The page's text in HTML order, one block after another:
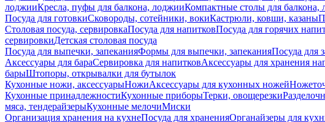
лоджииКресла, пуфы для балкона, лоджииКомпактные столы для балкона,
Посуда для готовкиСковороды, сотейники, вокиКастрюли, ковши, казаны
Столовая посуда, сервировкаПосуда для напитковПосуда для горячих
сервировкиДетская столовая посуда
Посуда для выпечки, запеканияФормы для выпечки, запеканияПосуда для
Аксессуары для бараСервировка для напитковАксессуары для хранения
барыШтопоры, открывалки для бутылок
Кухонные ножи, аксессуарыНожиАксессуары для кухонных ножей
Кухонные принадлежностиКухонные приборыТерки, овощерезки
мяса, тендерайзерыКухонные мелочиМиски
Организация хранения на кухнеПосуда для храненияОрганайзеры для